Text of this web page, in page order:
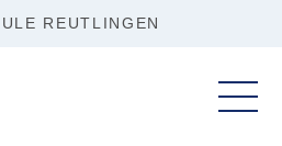
REUTLINGEN